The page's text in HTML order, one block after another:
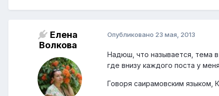
Елена
Волкова
Опубликовано 23 мая, 2013
Надюш, что называется, тема
где внизу каждого поста у
Говоря саирамовским языком,